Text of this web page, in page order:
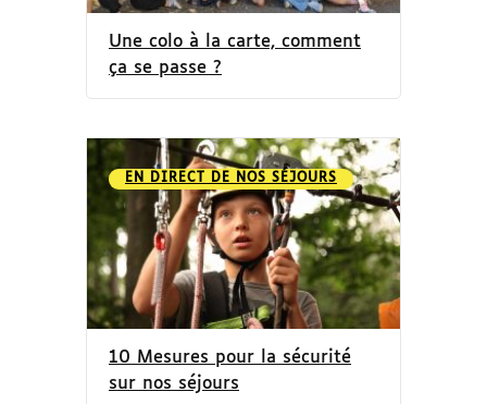
Une colo à la carte, comment
ça se passe ?
EN DIRECT DE NOS SÉJOURS
10 Mesures pour la sécurité
sur nos séjours